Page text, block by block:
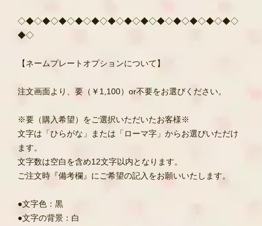
◇◆◇◆◇◆◇◆◇◆◇◆◇◆◇◆◇◆◇◆◇◆◇◆◇◆◇
◆◇
【ネームプレートオプションについて】
注文画面より、要（￥1,100）or不要をお選びください。
※要（購入希望）をご選択いただいたお客様※
文字は「ひらがな」または「ローマ字」からお選びいただけ
ます。
文字数は空白を含め12文字以内となります。
ご注文時『備考欄』にご希望の記入をお願いいたします。
●文字色：黒
●文字の背景：白